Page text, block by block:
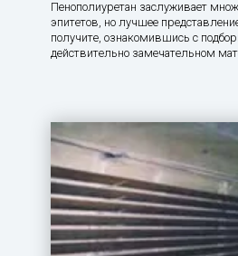
Пенополиуретан заслуживает
эпитетов, но лучшее
получите, ознакомившись с
действительно замечательном